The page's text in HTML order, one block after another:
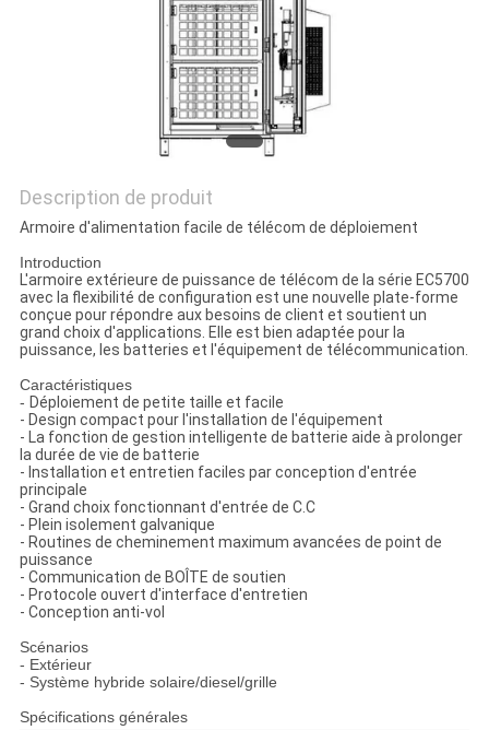
Description de produit
Armoire d'alimentation facile de télécom de déploiement
Introduction
L'armoire extérieure de puissance de télécom de la série EC5700
avec la flexibilité de configuration est une nouvelle plate-forme
conçue pour répondre aux besoins de client et soutient un
grand choix d'applications. Elle est bien adaptée pour la
puissance, les batteries et l'équipement de télécommunication.
Caractéristiques
- Déploiement de petite taille et facile
- Design compact pour l'installation de l'équipement
- La fonction de gestion intelligente de batterie aide à prolonger
la durée de vie de batterie
- Installation et entretien faciles par conception d'entrée
principale
- Grand choix fonctionnant d'entrée de C.C
- Plein isolement galvanique
- Routines de cheminement maximum avancées de point de
puissance
- Communication de BOÎTE de soutien
- Protocole ouvert d'interface d'entretien
- Conception anti-vol
Scénarios
- Extérieur
- Système hybride solaire/diesel/grille
Spécifications générales